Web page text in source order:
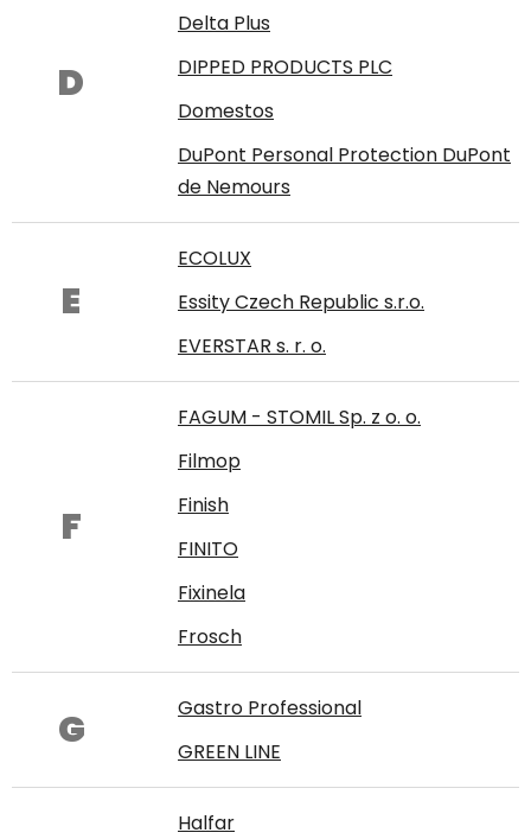
D
Delta Plus
DIPPED PRODUCTS PLC
Domestos
DuPont Personal Protection DuPont
de Nemours
E
ECOLUX
Essity Czech Republic s.r.o.
EVERSTAR s. r. o.
F
FAGUM - STOMIL Sp. z o. o.
Filmop
Finish
FINITO
Fixinela
Frosch
G
Gastro Professional
GREEN LINE
Halfar